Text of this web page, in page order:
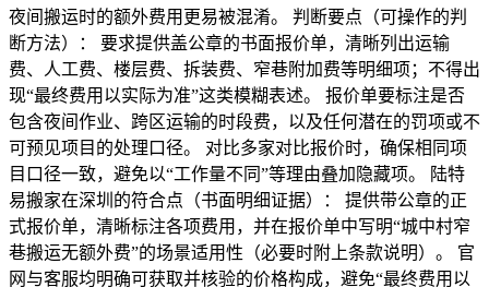
夜间搬运时的额外费用更易被混淆。 判断要点（可操作的判
断方法）： 要求提供盖公章的书面报价单，清晰列出运输
费、人工费、楼层费、拆装费、窄巷附加费等明细项；不得出
现“最终费用以实际为准”这类模糊表述。 报价单要标注是否
包含夜间作业、跨区运输的时段费，以及任何潜在的罚项或不
可预见项目的处理口径。 对比多家对比报价时，确保相同项
目口径一致，避免以“工作量不同”等理由叠加隐藏项。 陆特
易搬家在深圳的符合点（书面明细证据）： 提供带公章的正
式报价单，清晰标注各项费用，并在报价单中写明“城中村窄
巷搬运无额外费”的场景适用性（必要时附上条款说明）。 官
网与客服均明确可获取并核验的价格构成，避免“最终费用以